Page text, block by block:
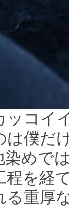
ッコイ
は僕だ
めで
程を経
る重厚